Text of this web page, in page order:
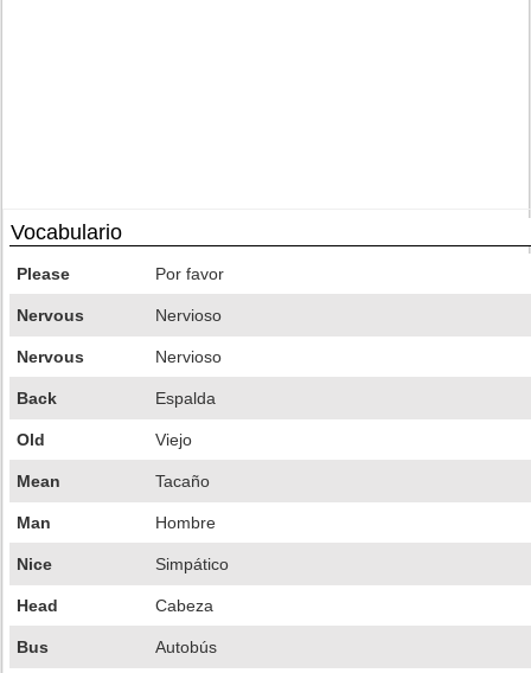
Vocabulario
Please Por favor
Nervous Nervioso
Nervous Nervioso
Back Espalda
Old Viejo
Mean Tacaño
Man Hombre
Nice Simpático
Head Cabeza
Bus Autobús